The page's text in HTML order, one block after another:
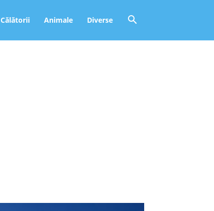
Călătorii Animale Diverse